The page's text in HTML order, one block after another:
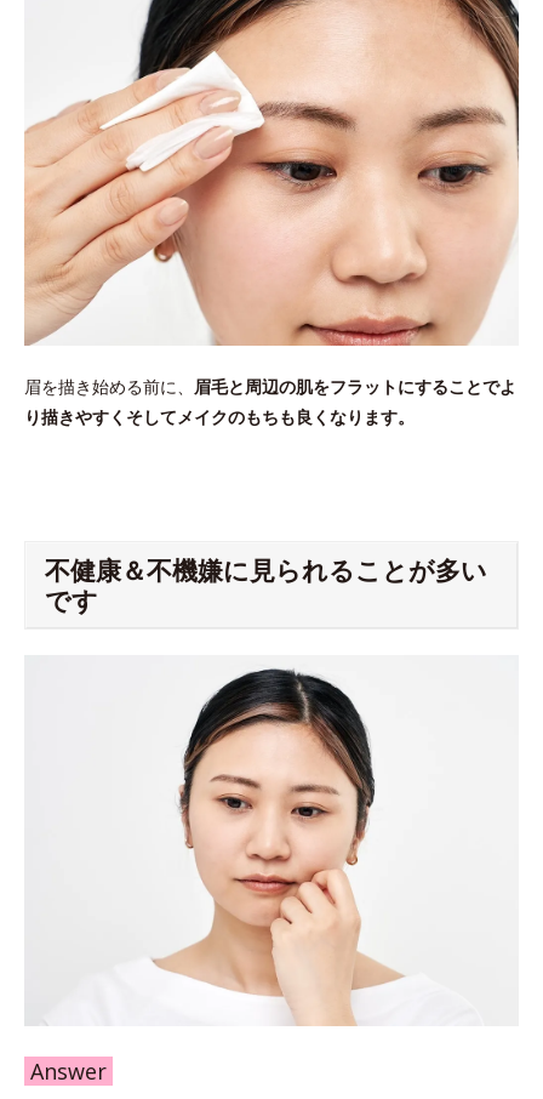
眉を描き始める前に、 眉毛と周辺の肌をフラットにすることでよ
り描きやすくそしてメイクのもちも良くなります。
不健康＆不機嫌に見られることが多い
です
Answer